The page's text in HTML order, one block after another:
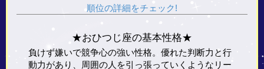
順位の詳細をチェック!
★おひつじ座の基本性格★
負けず嫌いで競争心の強い性格。優れた判断力と行
動力があり、周囲の人を引っ張っていくようなリー